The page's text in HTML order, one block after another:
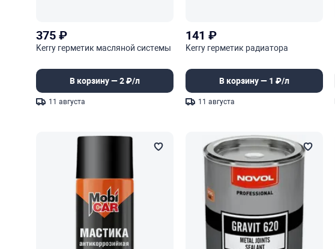
375₽
Kerry герметик масляной системы
В корзину — 2 ₽/л
11 августа
141 ₽
Kerry герметик радиатора
В корзину — 1 ₽/л
11 августа